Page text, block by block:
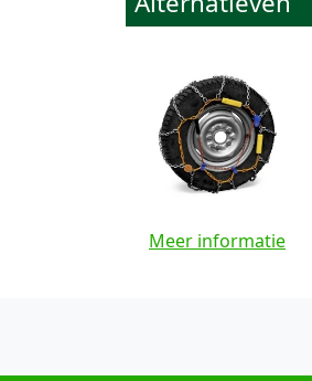
Meer informatie